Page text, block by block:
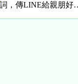
2026年最新的15句新年吉祥